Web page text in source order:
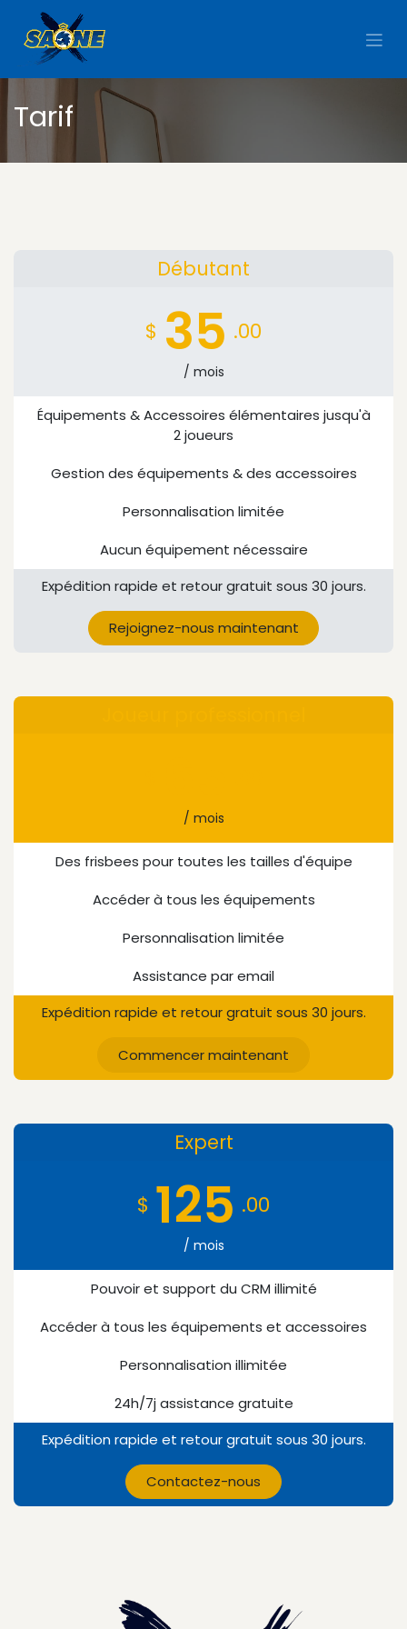
Se rendre au contenu
Tarif
Débutant
$ 35 .00
/ mois
Équipements & Accessoires élémentaires jusqu'à
2 joueurs
Gestion des équipements & des accessoires
Personnalisation limitée
Aucun équipement nécessaire
Expédition rapide et retour gratuit sous 30 jours.
Rejoignez-nous maintenant
/ mois
Des frisbees pour toutes les tailles d'équipe
Accéder à tous les équipements
Personnalisation limitée
Assistance par email
Expédition rapide et retour gratuit sous 30 jours.
Commencer maintenant
Expert
$ 125 .00
/ mois
Pouvoir et support du CRM illimité
Accéder à tous les équipements et accessoires
Personnalisation illimitée
24h/7j assistance gratuite
Expédition rapide et retour gratuit sous 30 jours.
Contactez-nous